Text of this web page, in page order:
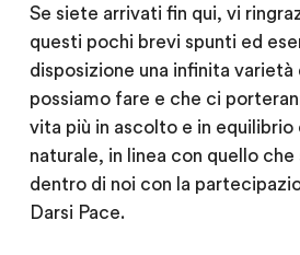
Se siete arrivati fin qui, vi
questi pochi brevi spunti ed
disposizione una infinita varietà
possiamo fare e che ci
vita più in ascolto e in equilibrio
naturale, in linea con quello
dentro di noi con la
Darsi Pace.